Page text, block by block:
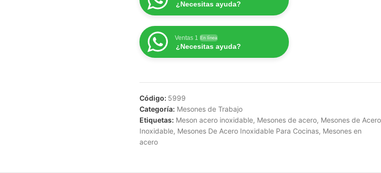
¿Necesitas ayuda?
Ventas 1 En línea
¿Necesitas ayuda?
Código: 5999
Categoría: Mesones de Trabajo
Etiquetas: Meson acero inoxidable, Mesones de acero, Mesones de Acero
Inoxidable, Mesones De Acero Inoxidable Para Cocinas, Mesones en
acero